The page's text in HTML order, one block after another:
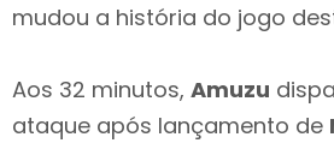
mudou a história do jogo
Aos 32 minutos, Amuzu
ataque após lançamento de